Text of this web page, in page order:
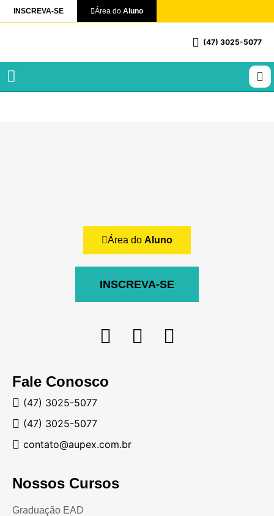
INSCREVA-SE Área do Aluno
(47) 3025-5077
Fale Conosco
(47) 3025-5077
(47) 3025-5077
contato@aupex.com.br
Nossos Cursos
Graduação EAD
Área do Aluno
INSCREVA-SE